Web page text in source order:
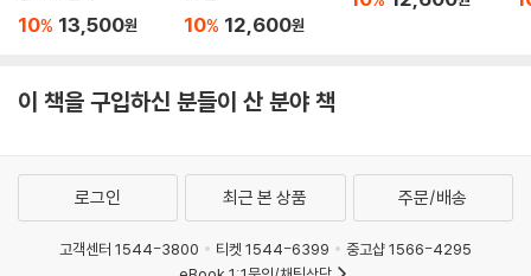
10% 13,500원 10% 12,600원
이 책을 구입하신 분들이 산 분야 책
로그인 최근 본 상품 주문/배송
고객센터 1544-3800 티켓 1544-6399
중고샵 1566-4295